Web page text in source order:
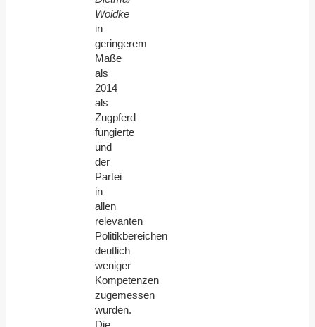
Woidke
in
geringerem
Maße
als
2014
als
Zugpferd
fungierte
und
der
Partei
in
allen
relevanten
Politikbereichen
deutlich
weniger
Kompetenzen
zugemessen
wurden.
Die